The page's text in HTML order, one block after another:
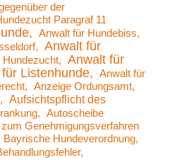
der
Paragraf 11
Anwalt für Hundebiss
Anwalt für
Hundezucht
Anwalt für
Listenhunde
Anwalt für
Anzeige Ordungsamt
Aufsichtspflicht des
Autoscheibe
Genehmigungsverfahren
Bayrische Hundeverordnung